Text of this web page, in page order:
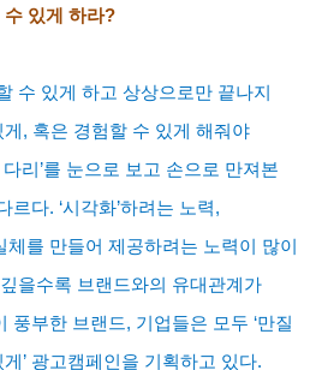
수 있게 하라?
수 있게 하고 상상으로만 끝나지
, 혹은 경험할 수 있게 해줘야
리 ’를 눈으로 보고 손으로 만져본
르다. ‘시각화’하려는 노력,
를 만들어 제공하려는 노력이 많이
을수록 브랜드와의 유대관계가
풍부한 브랜드, 기업들은 모두 ‘만질
’ 광고캠페인을 기획하고 있다.